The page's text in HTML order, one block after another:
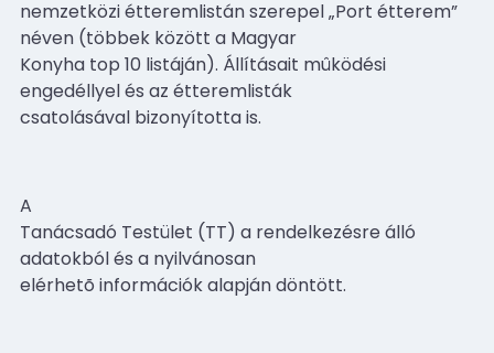
nemzetközi étteremlistán szerepel „Port étterem”
néven (többek között a Magyar
Konyha top 10 listáján). Állításait mûködési
engedéllyel és az étteremlisták
csatolásával bizonyította is.
A
Tanácsadó Testület (TT) a rendelkezésre álló
adatokból és a nyilvánosan
elérhetõ információk alapján döntött.